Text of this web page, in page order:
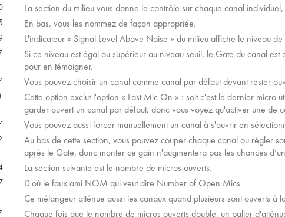
La section du milieu vous donne le contrôle sur chaque canal
En bas, vous les nommez de façon appropriée.
L'indicateur « Signal Level Above Noise » du milieu affiche le niveau
Si ce niveau est égal ou supérieur au niveau seuil, le Gate du canal
pour en témoigner.
Vous pouvez choisir un canal comme canal par défaut devant rester
Cette option exclut l'option « Last Mic On » : soit c'est le dernier micro
garder ouvert un canal par défaut, donc vous voyez qu'activer une de
Vous pouvez aussi forcer manuellement un canal à s'ouvrir en
Au bas de cette section, vous pouvez couper chaque canal ou régler
après le Gate, donc monter ce gain n'augmentera pas les chances
La section suivante est le nombre de micros ouverts.
D'où le faux ami NOM qui veut dire Number of Open Mics.
Ce mélangeur atténue aussi les canaux quand plusieurs sont ouverts à
Chaque fois que le nombre de micros ouverts double, un palier